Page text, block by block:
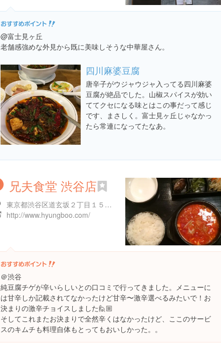
@富士見ヶ丘
老舗感強めな外見から既に美味しそうな中華屋さん。
四川麻婆豆腐
唐辛子がウジャウジャ入ってる四川麻婆
豆腐が絶品でした。山椒スパイスが効い
ててクセになる味とはこの事だって感じ
です、まさしく。富士見ヶ丘じゃなかっ
たら常連になってたなあ。
兄夫食堂 渋谷店
東京都渋谷区道玄坂２丁目１５-１ ノア道玄坂b1-3
http://www.hyungboo.com/
＠渋谷
純豆腐チゲが辛いらしいとの口コミで行ってきました。メニューに
は甘辛しか記載されてなかったけど甘辛〜激辛選べるみたいで！お
決まりの激辛チョイスしました🙋🏼
そしてこれまたお決まりで全然辛くはなかったけど、ここのサービ
スのキムチも料理自体もとってもおいしかった。。